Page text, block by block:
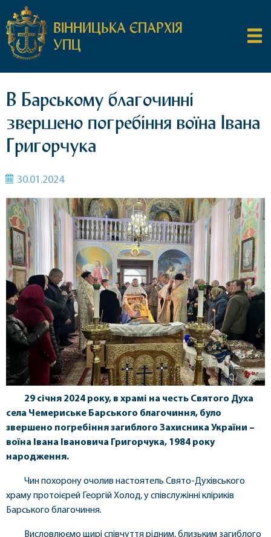
ВІННИЦЬКА ЄПАРХІЯ
УПЦ
В Барському благочинні
звершено погребіння воїна Івана
Григорчука
30.01.2024
29 січня 2024 року, в храмі на честь Святого Духа
села Чемериське Барського благочиння, було
звершено погребіння загиблого Захисника України –
воїна Івана Івановича Григорчука, 1984 року
народження.
Чин похорону очолив настоятель Свято-Духівського
храму протоієрей Георгій Холод, у співслужінні кліриків
Барського благочиння.
Висловлюємо щирі співчуття рідним, близьким загиблого